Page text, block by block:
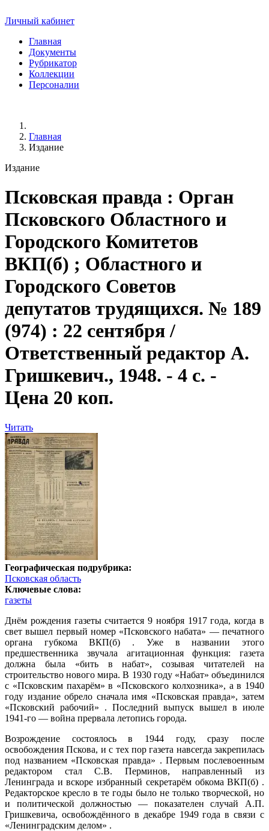
Личный кабинет
Главная
Документы
Рубрикатор
Коллекции
Персоналии
Главная
Издание
Издание
Псковская правда : Орган
Псковского Областного и
Городского Комитетов
ВКП(б) ; Областного и
Городского Советов
депутатов трудящихся. № 189
(974) : 22 сентября /
Ответственный редактор А.
Гришкевич., 1948. - 4 с. -
Цена 20 коп.
Читать
Географическая подрубрика:
Псковская область
Ключевые слова:
газеты
Днём рождения газеты считается 9 ноября 1917 года, когда в
свет вышел первый номер «Псковского набата» — печатного
органа губкома ВКП(б) . Уже в названии этого
предшественника звучала агитационная функция: газета
должна была «бить в набат», созывая читателей на
строительство нового мира. В 1930 году «Набат» объединился
с «Псковским пахарём» в «Псковского колхозника», а в 1940
году издание обрело сначала имя «Псковская правда», затем
«Псковский рабочий» . Последний выпуск вышел в июле
1941-го — война прервала летопись города.
Возрождение состоялось в 1944 году, сразу после
освобождения Пскова, и с тех пор газета навсегда закрепилась
под названием «Псковская правда» . Первым послевоенным
редактором стал С.В. Перминов, направленный из
Ленинграда и вскоре избранный секретарём обкома ВКП(б) .
Редакторское кресло в те годы было не только творческой, но
и политической должностью — показателен случай А.П.
Гришкевича, освобождённого в декабре 1949 года в связи с
«Ленинградским делом» .